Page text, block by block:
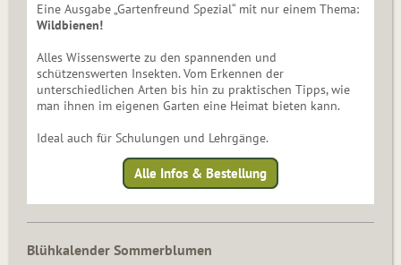
Eine Ausgabe „Gartenfreund Spezial“ mit nur einem Thema:
Wildbienen!
Alles Wissenswerte zu den spannenden und
schützenswerten Insekten. Vom Erkennen der
unterschiedlichen Arten bis hin zu praktischen Tipps, wie
man ihnen im eigenen Garten eine Heimat bieten kann.
Ideal auch für Schulungen und Lehrgänge.
Alle Infos & Bestellung
Blühkalender Sommerblumen